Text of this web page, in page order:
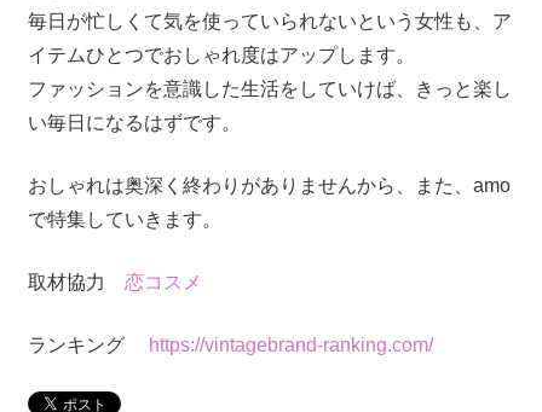
毎日が忙しくて気を使っていられないという女性も、ア
イテムひとつでおしゃれ度はアップします。
ファッションを意識した生活をしていけば、きっと楽し
い毎日になるはずです。
おしゃれは奥深く終わりがありませんから、また、amo
で特集していきます。
取材協力 恋コスメ
ランキング https://vintagebrand-ranking.com/